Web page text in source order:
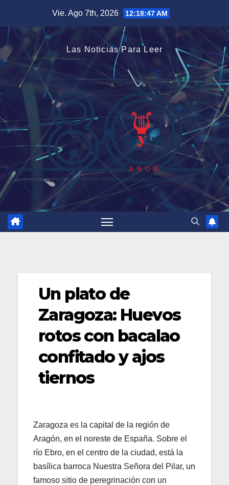
contenido
Vie. Ago 7th, 2026 12:18:47 AM
Las Noticias Para Leer
Un plato de
Zaragoza: Huevos
rotos con bacalao
confitado y ajos
tiernos
Zaragoza es la capital de la región de
Aragón, en el noreste de España. Sobre el
río Ebro, en el centro de la ciudad, está la
basílica barroca Nuestra Señora del Pilar, un
famoso sitio de peregrinación con un